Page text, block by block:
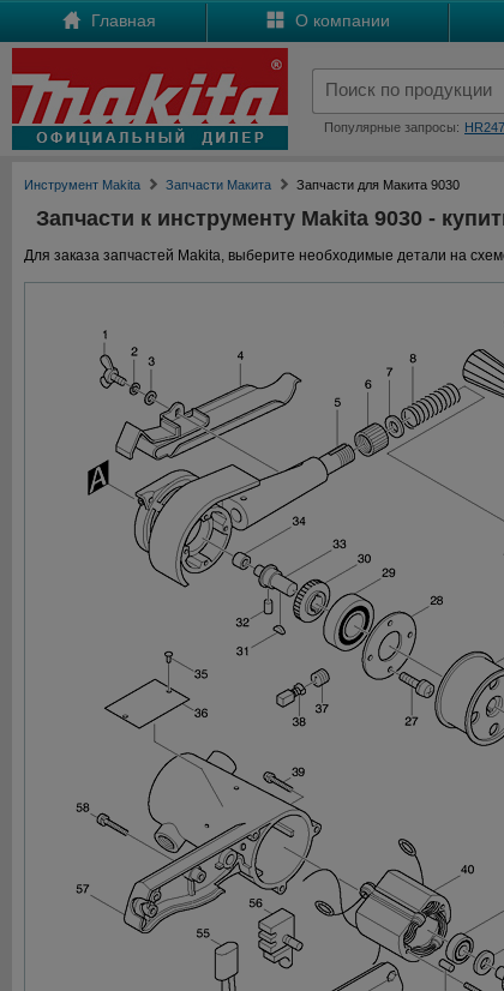
Главная О компании
Популярные запросы:
Инструмент Makita Запчасти Макита Запчасти для Макита 9030
Запчасти к инструменту Makita 9030 -
Для заказа запчастей Makita, выберите необходимые детали на